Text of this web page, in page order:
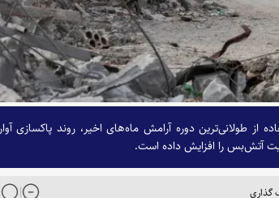
طولانی‌ترین دوره آرامش ماه‌های اخیر، روند پاکسازی
آتش‌بس را افزایش داده است.
گذاری